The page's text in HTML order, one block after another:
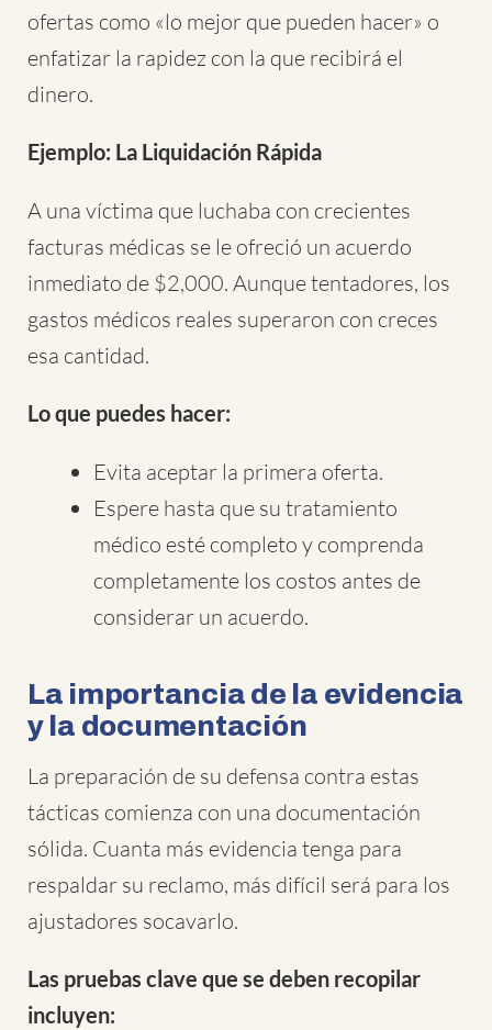
ofertas como «lo mejor que pueden hacer» o
enfatizar la rapidez con la que recibirá el
dinero.
Ejemplo: La Liquidación Rápida
A una víctima que luchaba con crecientes
facturas médicas se le ofreció un acuerdo
inmediato de $2,000. Aunque tentadores, los
gastos médicos reales superaron con creces
esa cantidad.
Lo que puedes hacer:
Evita aceptar la primera oferta.
Espere hasta que su tratamiento
médico esté completo y comprenda
completamente los costos antes de
considerar un acuerdo.
La importancia de la evidencia
y la documentación
La preparación de su defensa contra estas
tácticas comienza con una documentación
sólida. Cuanta más evidencia tenga para
respaldar su reclamo, más difícil será para los
ajustadores socavarlo.
Las pruebas clave que se deben recopilar
incluyen: